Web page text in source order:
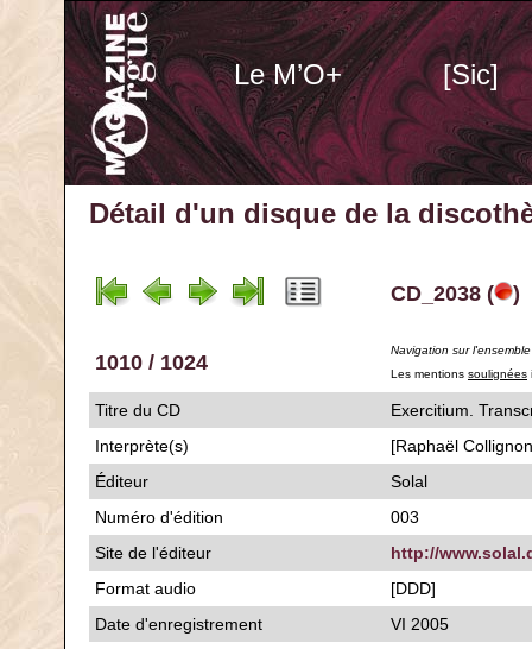
Le M’O+ [Sic]
Détail d'un disque de la
CD_2038 ( )
1010 / 1024
Navigation sur
Les mentions soulignées
Titre du CD
Exercitium.
Interprète(s)
[Raphaël
Éditeur
Solal
Numéro d'édition
003
Site de l'éditeur
http://
Format audio
[DDD]
Date d'enregistrement
VI 2005